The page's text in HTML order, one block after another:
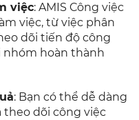
việc: AMIS Công việc
việc, từ việc phân
dõi tiến độ công
nhóm hoàn thành
: Bạn có thể dễ dàng
theo dõi công việc